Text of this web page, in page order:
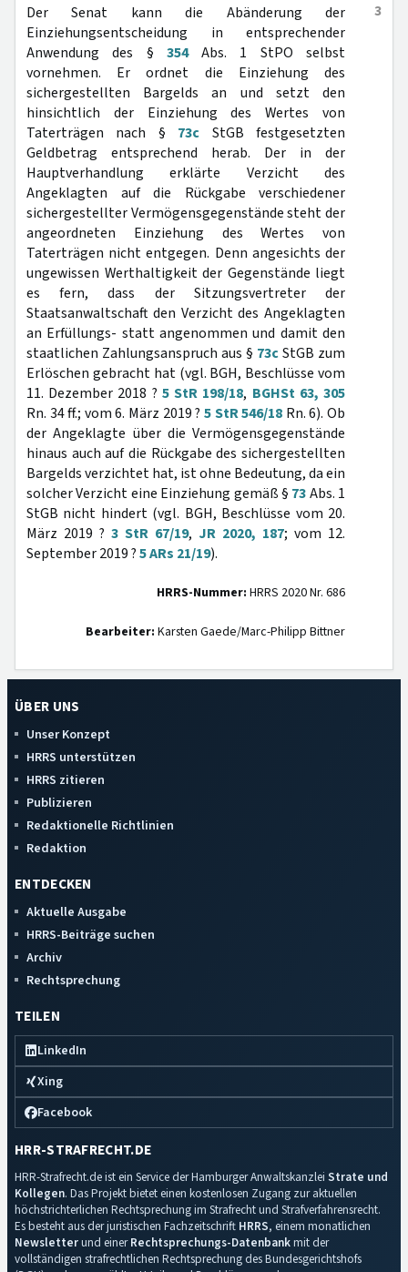
3
Der Senat kann die Abänderung der
Einziehungsentscheidung in entsprechender
Anwendung des § 354Abs. 1 StPO selbst
vornehmen. Er ordnet die Einziehung des
sichergestellten Bargelds an und setzt den
hinsichtlich der Einziehung des Wertes von
Taterträgen nach § 73c StGB festgesetzten
Geldbetrag entsprechend herab. Der in der
Hauptverhandlung erklärte Verzicht des
Angeklagten auf die Rückgabe verschiedener
sichergestellter Vermögensgegenstände steht der
angeordneten Einziehung des Wertes von
Taterträgen nicht entgegen. Denn angesichts der
ungewissen Werthaltigkeit der Gegenstände liegt
es fern, dass der Sitzungsvertreter der
Staatsanwaltschaft den Verzicht des Angeklagten
an Erfüllungs- statt angenommen und damit den
staatlichen Zahlungsanspruch aus § 73cStGB zum
Erlöschen gebracht hat (vgl. BGH, Beschlüsse vom
11. Dezember 2018 ? 5 StR 198/18, BGHSt 63, 305
Rn. 34 ff.; vom 6. März 2019 ? 5 StR 546/18 Rn. 6). Ob
der Angeklagte über die Vermögensgegenstände
hinaus auch auf die Rückgabe des sichergestellten
Bargelds verzichtet hat, ist ohne Bedeutung, da ein
solcher Verzicht eine Einziehung gemäß § 73Abs. 1
StGB nicht hindert (vgl. BGH, Beschlüsse vom 20.
März 2019 ? 3 StR 67/19, JR 2020, 187; vom 12.
September 2019 ?5 ARs 21/19).
HRRS-Nummer: HRRS 2020 Nr. 686
Bearbeiter: Karsten Gaede/Marc-Philipp Bittner
ÜBER UNS
Unser Konzept
HRRS unterstützen
HRRS zitieren
Publizieren
Redaktionelle Richtlinien
Redaktion
ENTDECKEN
Aktuelle Ausgabe
HRRS-Beiträge suchen
Archiv
Rechtsprechung
TEILEN
LinkedIn
Xing
Facebook
HRR-STRAFRECHT.DE
HRR-Strafrecht.de ist ein Service der Hamburger Anwaltskanzlei Strate und
Kollegen. Das Projekt bietet einen kostenlosen Zugang zur aktuellen
höchstrichterlichen Rechtsprechung im Strafrecht und Strafverfahrensrecht.
Es besteht aus der juristischen Fachzeitschrift HRRS, einem monatlichen
Newsletterund einerRechtsprechungs-Datenbankmit der
vollständigen strafrechtlichen Rechtsprechung des Bundesgerichtshofs